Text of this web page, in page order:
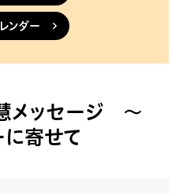
ンダー
メッセージ 〜
寄せて